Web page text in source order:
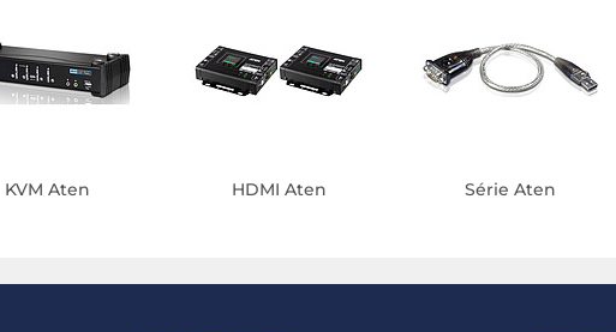
KVM Aten HDMI Aten Série Aten